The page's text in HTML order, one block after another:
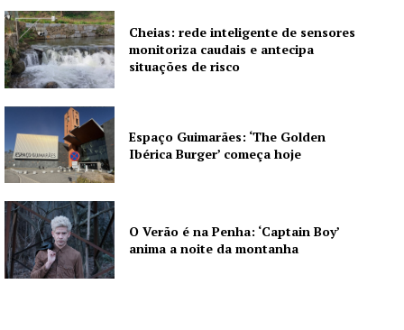
Quero ser Assinante
Cheias: rede inteligente de sensores
monitoriza caudais e antecipa
situações de risco
Espaço Guimarães: ‘The Golden
Ibérica Burger’ começa hoje
O Verão é na Penha: ‘Captain Boy’
anima a noite da montanha